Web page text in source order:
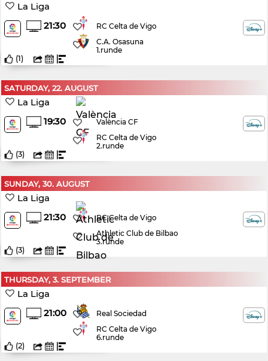
La Liga
21:30
RC Celta de Vigo
C.A. Osasuna
1.runde
(1)
SATURDAY, 22. AUGUST
La Liga
19:30
València CF
RC Celta de Vigo
2.runde
(3)
SUNDAY, 30. AUGUST
La Liga
21:30
RC Celta de Vigo
Athletic Club de Bilbao
3.runde
(3)
THURSDAY, 3. SEPTEMBER
La Liga
21:00
Real Sociedad
RC Celta de Vigo
6.runde
(2)